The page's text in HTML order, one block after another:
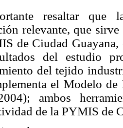
resaltar que
relevante, que
de Ciudad
del estudio
del tejido
el Modelo de
ambos
de la PYMIS de